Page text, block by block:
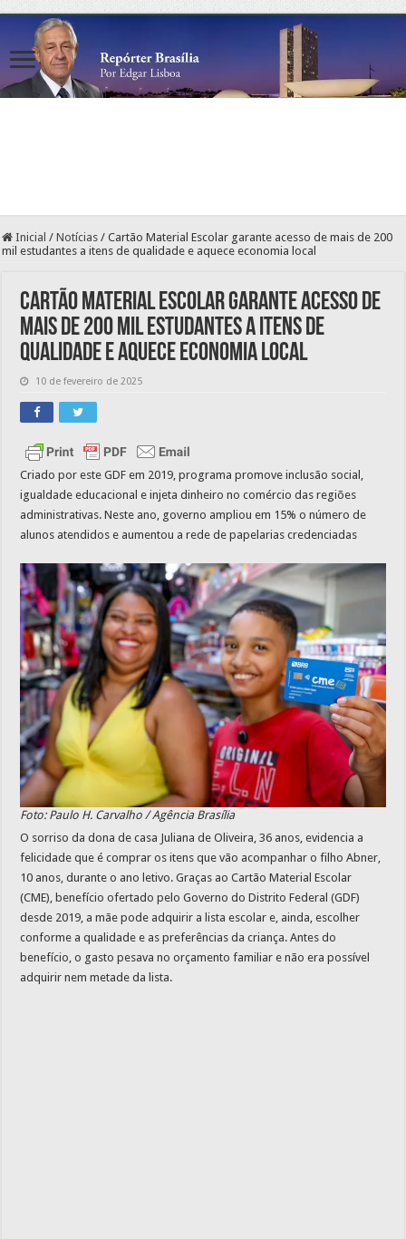
Inicial / Notícias / Cartão Material Escolar garante acesso de mais de 200
mil estudantes a itens de qualidade e aquece economia local
Cartão Material Escolar garante acesso de
mais de 200 mil estudantes a itens de
qualidade e aquece economia local
10 de fevereiro de 2025
Criado por este GDF em 2019, programa promove inclusão social,
igualdade educacional e injeta dinheiro no comércio das regiões
administrativas. Neste ano, governo ampliou em 15% o número de
alunos atendidos e aumentou a rede de papelarias credenciadas
Foto: Paulo H. Carvalho / Agência Brasília
O sorriso da dona de casa Juliana de Oliveira, 36 anos, evidencia a
felicidade que é comprar os itens que vão acompanhar o filho Abner,
10 anos, durante o ano letivo. Graças ao Cartão Material Escolar
(CME), benefício ofertado pelo Governo do Distrito Federal (GDF)
desde 2019, a mãe pode adquirir a lista escolar e, ainda, escolher
conforme a qualidade e as preferências da criança. Antes do
benefício, o gasto pesava no orçamento familiar e não era possível
adquirir nem metade da lista.